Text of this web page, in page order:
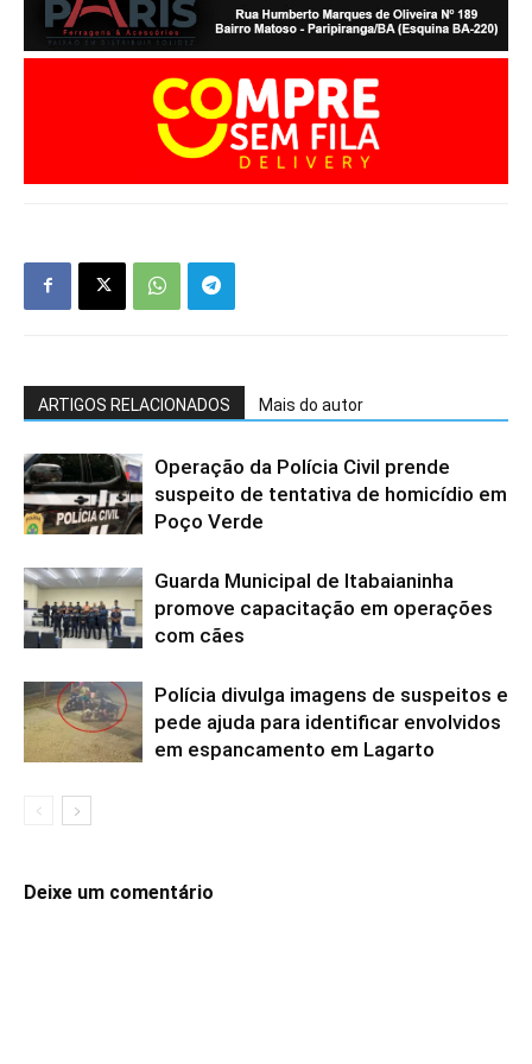
ARTIGOS RELACIONADOS Mais do autor
Operação da Polícia Civil prende
suspeito de tentativa de homicídio em
Poço Verde
Guarda Municipal de Itabaianinha
promove capacitação em operações
com cães
Polícia divulga imagens de suspeitos e
pede ajuda para identificar envolvidos
em espancamento em Lagarto
Deixe um comentário